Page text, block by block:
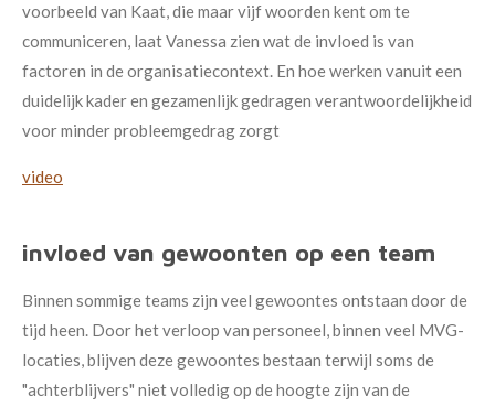
voorbeeld van Kaat, die maar vijf woorden kent om te
communiceren, laat Vanessa zien wat de invloed is van
factoren in de organisatiecontext. En hoe werken vanuit een
duidelijk kader en gezamenlijk gedragen verantwoordelijkheid
voor minder probleemgedrag zorgt
video
invloed van gewoonten op een team
Binnen sommige teams zijn veel gewoontes ontstaan door de
tijd heen. Door het verloop van personeel, binnen veel MVG-
locaties, blijven deze gewoontes bestaan terwijl soms de
"achterblijvers" niet volledig op de hoogte zijn van de